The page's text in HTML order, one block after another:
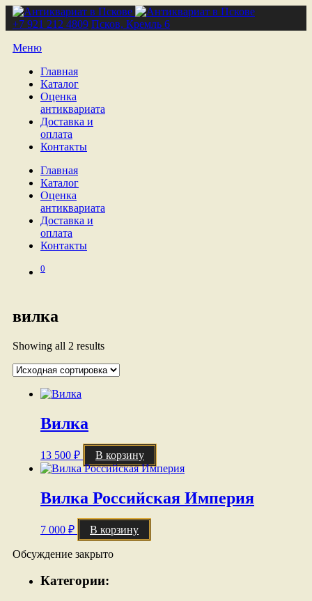
+7 921 212 4809 Псков, Кремль 6
Меню
Главная
Каталог
Оценка
антиквариата
Доставка и
оплата
Контакты
Главная
Каталог
Оценка
антиквариата
Доставка и
оплата
Контакты
0
вилка
Showing all 2 results
Вилка
13 500 ₽ В корзину
Вилка Российская Империя
7 000 ₽ В корзину
Обсуждение закрыто
Категории: